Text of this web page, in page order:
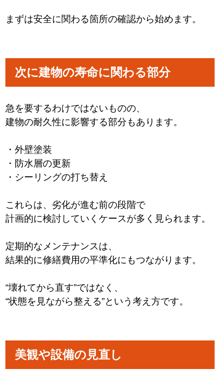
まずは安全に関わる箇所の確認から始めます。
次に建物の寿命に関わる部分
急を要するわけではないものの、
建物の耐久性に影響する部分もあります。
・外壁塗装
・防水層の更新
・シーリングの打ち替え
これらは、劣化が進む前の段階で
計画的に検討していくケースが多く見られます。
定期的なメンテナンスは、
結果的に修繕費用の平準化にもつながります。
“壊れてから直す”ではなく、
“状態を見ながら整える”という考え方です。
美観や設備の見直し